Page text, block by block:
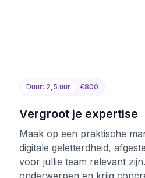
Duur: 2,5 uur €800
Vergroot je expertise
Maak op een praktische
digitale geletterdheid,
voor jullie team relevant
onderwerpen en krijg